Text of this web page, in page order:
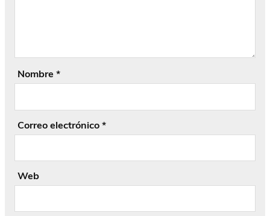
Nombre *
Correo electrónico *
Web